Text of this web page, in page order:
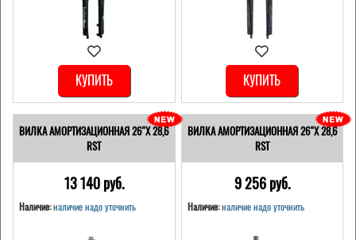
КУПИТЬ КУПИТЬ
ВИЛКА АМОРТИЗАЦИОННАЯ 26"Х 28,6
RST
13 140 pуб.
Наличие:наличие надо уточнить
ВИЛКА АМОРТИЗАЦИОННАЯ 26"Х 28,6
RST
9 256 pуб.
Наличие: наличие надо уточнить